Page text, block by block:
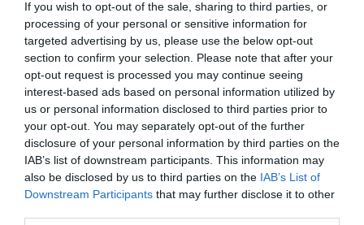
If you wish to opt-out of the sale, sharing to third parties, or
processing of your personal or sensitive information for
targeted advertising by us, please use the below opt-out
section to confirm your selection. Please note that after your
opt-out request is processed you may continue seeing
interest-based ads based on personal information utilized by
us or personal information disclosed to third parties prior to
your opt-out. You may separately opt-out of the further
disclosure of your personal information by third parties on the
IAB’s list of downstream participants. This information may
also be disclosed by us to third parties on the IAB’s List of
Downstream Participants that may further disclose it to other
Lo sexto esfortalecer los espacios intermedios
de la sociedad: asociaciones, medios libres,
universidades, academias, colegios profesionales,
fundaciones, círculos culturales, familias y
comunidades locales. Allí donde la sociedad se
organiza libremente, el poder encuentra límites. Allí
donde todo depende del Estado, la ciudadanía se
vuelve más dócil y vulnerable. Una sociedad civil
fuerte es aquella que no espera permiso para
pensar, publicar, discrepar, reunirse y defender lo